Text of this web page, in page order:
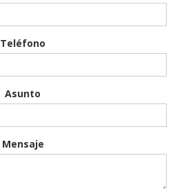
Teléfono
Asunto
Mensaje